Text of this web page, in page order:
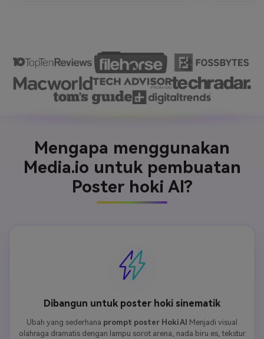
Mengapa menggunakan
Media.io untuk pembuatan
Poster hoki AI?
Dibangun untuk poster hoki sinematik
Ubah yang sederhana prompt poster Hoki AI Menjadi visual
olahraga dramatis dengan lampu sorot arena, nada biru es, tekstur